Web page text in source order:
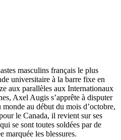
masculins français le plus
universitaire à la barre fixe en
aux parallèles aux Internationaux
Axel Augis s’apprête à disputer
au début du mois d’octobre,
le Canada, il revient sur ses
se sont toutes soldées par de
marquée les blessures.